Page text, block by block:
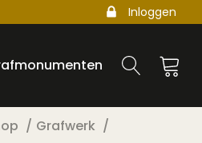
Inloggen
Grafwerk